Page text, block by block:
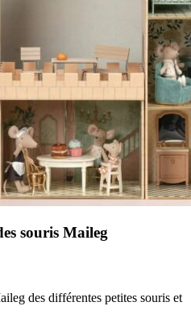
souris Maileg
des différentes petites souris et